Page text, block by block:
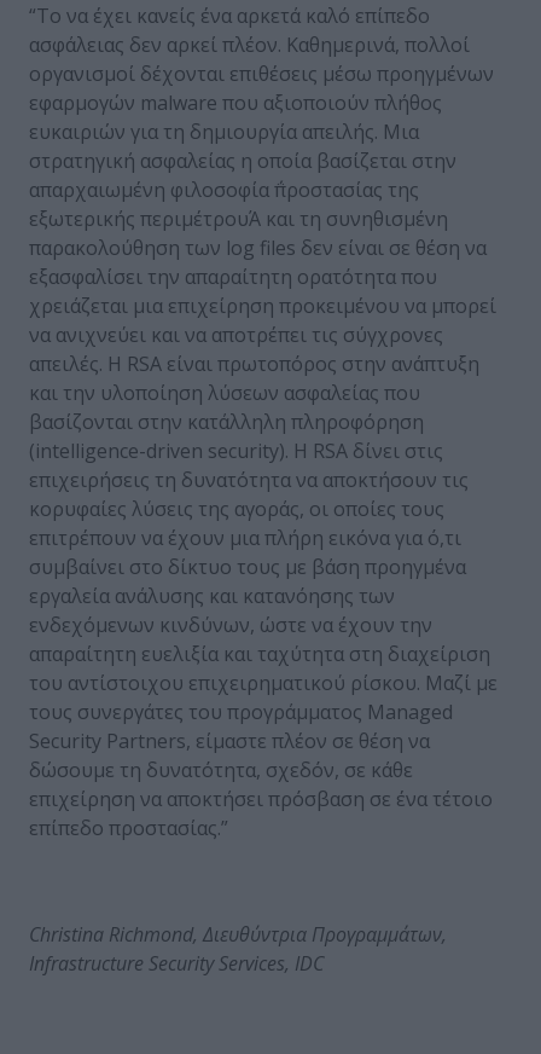
“Το να έχει κανείς ένα αρκετά καλό επίπεδο
ασφάλειας δεν αρκεί πλέον. Καθημερινά, πολλοί
οργανισμοί δέχονται επιθέσεις μέσω προηγμένων
εφαρμογών malware που αξιοποιούν πλήθος
ευκαιριών για τη δημιουργία απειλής. Μια
στρατηγική ασφαλείας η οποία βασίζεται στην
απαρχαιωμένη φιλοσοφία ΅προστασίας της
εξωτερικής περιμέτρουΆ και τη συνηθισμένη
παρακολούθηση των log files δεν είναι σε θέση να
εξασφαλίσει την απαραίτητη ορατότητα που
χρειάζεται μια επιχείρηση προκειμένου να μπορεί
να ανιχνεύει και να αποτρέπει τις σύγχρονες
απειλές. Η RSA είναι πρωτοπόρος στην ανάπτυξη
και την υλοποίηση λύσεων ασφαλείας που
βασίζονται στην κατάλληλη πληροφόρηση
(intelligence-driven security). Η RSA δίνει στις
επιχειρήσεις τη δυνατότητα να αποκτήσουν τις
κορυφαίες λύσεις της αγοράς, οι οποίες τους
επιτρέπουν να έχουν μια πλήρη εικόνα για ό,τι
συμβαίνει στο δίκτυο τους με βάση προηγμένα
εργαλεία ανάλυσης και κατανόησης των
ενδεχόμενων κινδύνων, ώστε να έχουν την
απαραίτητη ευελιξία και ταχύτητα στη διαχείριση
του αντίστοιχου επιχειρηματικού ρίσκου. Μαζί με
τους συνεργάτες του προγράμματος Managed
Security Partners, είμαστε πλέον σε θέση να
δώσουμε τη δυνατότητα, σχεδόν, σε κάθε
επιχείρηση να αποκτήσει πρόσβαση σε ένα τέτοιο
επίπεδο προστασίας.”
Christina Richmond, Διευθύντρια Προγραμμάτων,
Infrastructure Security Services, IDC